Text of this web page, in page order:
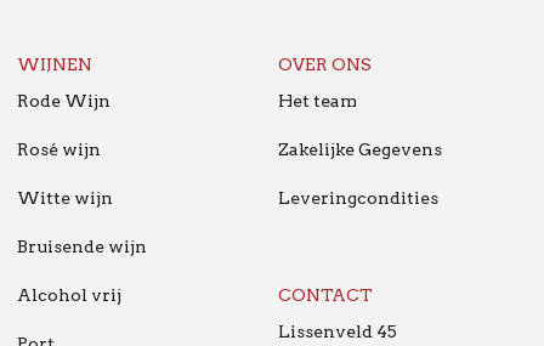
WIJNEN
Rode Wijn
Rosé wijn
Witte wijn
Bruisende wijn
Alcohol vrij
OVER ONS
Het team
Zakelijke Gegevens
Leveringcondities
CONTACT
Lissenveld 45